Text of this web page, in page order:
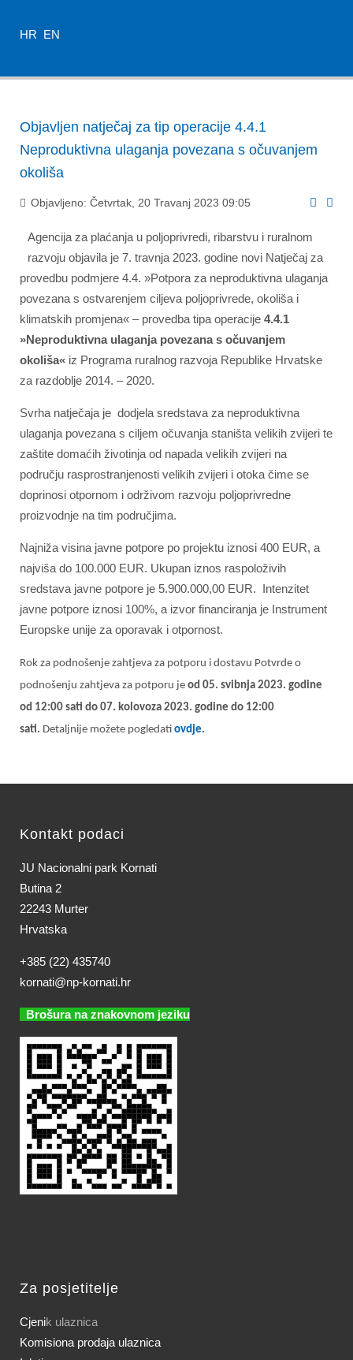
HR EN
Objavljen natječaj za tip operacije 4.4.1
Neproduktivna ulaganja povezana s očuvanjem
okoliša
Objavljeno: Četvrtak, 20 Travanj 2023 09:05
Agencija za plaćanja u poljoprivredi, ribarstvu i ruralnom
razvoju objavila je 7. travnja 2023. godine novi Natječaj za
provedbu podmjere 4.4. »Potpora za neproduktivna ulaganja
povezana s ostvarenjem ciljeva poljoprivrede, okoliša i
klimatskih promjena« – provedba tipa operacije 4.4.1
»Neproduktivna ulaganja povezana s očuvanjem
okoliša« iz Programa ruralnog razvoja Republike Hrvatske
za razdoblje 2014. – 2020.
Svrha natječaja je dodjela sredstava za neproduktivna
ulaganja povezana s ciljem očuvanja staništa velikih zvijeri te
zaštite domaćih životinja od napada velikih zvijeri na
području rasprostranjenosti velikih zvijeri i otoka čime se
doprinosi otpornom i održivom razvoju poljoprivredne
proizvodnje na tim područjima.
Najniža visina javne potpore po projektu iznosi 400 EUR, a
najviša do 100.000 EUR. Ukupan iznos raspoloživih
sredstava javne potpore je 5.900.000,00 EUR. Intenzitet
javne potpore iznosi 100%, a izvor financiranja je Instrument
Europske unije za oporavak i otpornost.
Rok za podnošenje zahtjeva za potporu i dostavu Potvrde o
podnošenju zahtjeva za potporu je od 05. svibnja 2023. godine
od 12:00 sati do 07. kolovoza 2023. godine do 12:00
sati. Detaljnije možete pogledati ovdje.
Kontakt podaci
JU Nacionalni park Kornati
Butina 2
22243 Murter
Hrvatska
+385 (22) 435740
kornati@np-kornati.hr
Brošura na znakovnom jeziku
Za posjetitelje
Cjenik ulaznica
Komisiona prodaja ulaznica